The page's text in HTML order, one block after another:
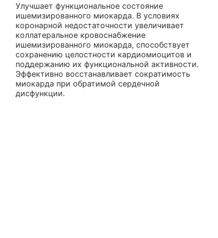
Улучшает функциональное состояние
ишемизированного миокарда. В условиях
коронарной недостаточности увеличивает
коллатеральное кровоснабжение
ишемизированного миокарда, способствует
сохранению целостности кардиомиоцитов и
поддержанию их функциональной активности.
Эффективно восстанавливает сократимость
миокарда при обратимой сердечной
дисфункции.